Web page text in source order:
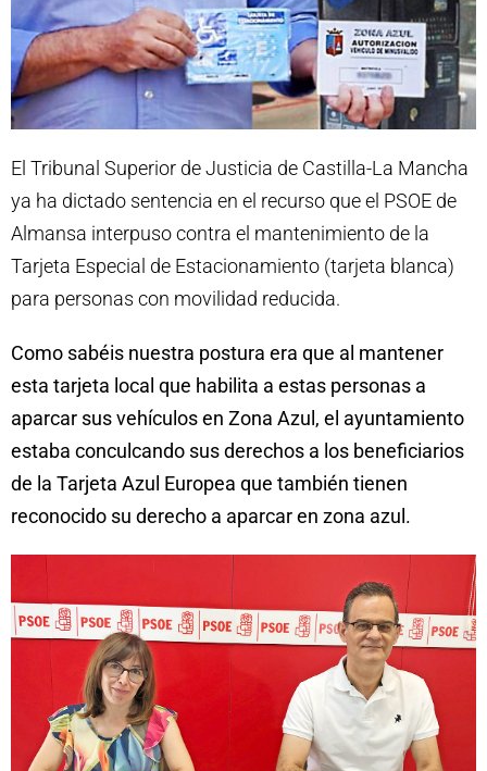
El Tribunal Superior de Justicia de Castilla-La Mancha
ya ha dictado sentencia en el recurso que el PSOE de
Almansa interpuso contra el mantenimiento de la
Tarjeta Especial de Estacionamiento (tarjeta blanca)
para personas con movilidad reducida.
Como sabéis nuestra postura era que al mantener
esta tarjeta local que habilita a estas personas a
aparcar sus vehículos en Zona Azul, el ayuntamiento
estaba conculcando sus derechos a los beneficiarios
de la Tarjeta Azul Europea que también tienen
reconocido su derecho a aparcar en zona azul.